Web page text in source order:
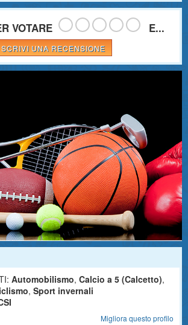
VOTARE E...
SCRIVI UNA RECENSIONE
Automobilismo, Calcio a 5 (Calcetto),
, Sport invernali
Migliora questo profilo